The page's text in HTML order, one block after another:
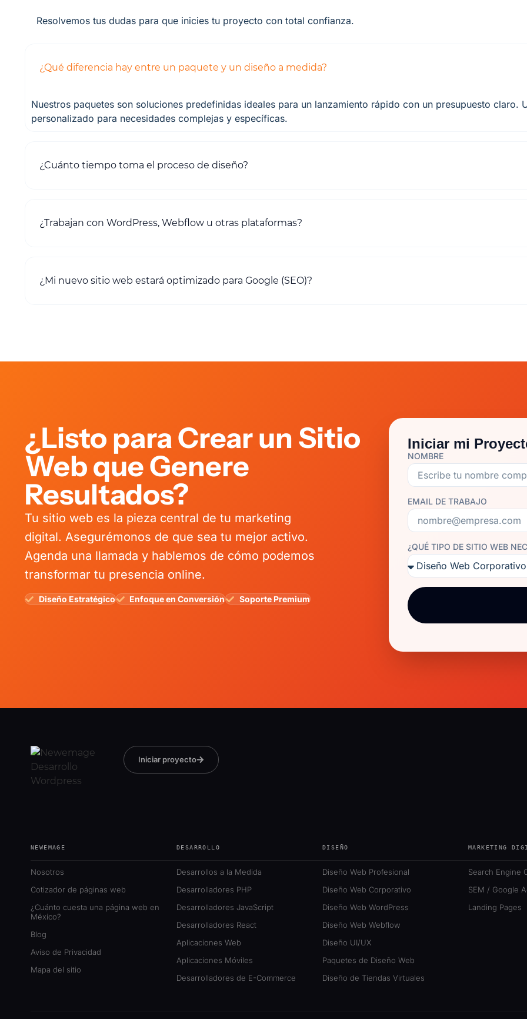
Resolvemos tus dudas para que inicies tu proyecto con total confianza.
¿Qué diferencia hay entre un paquete y un diseño a medida?
Nuestros paquetes son soluciones predefinidas ideales para un lanzamiento rápido con un presupuesto claro.
personalizado para necesidades complejas y específicas.
¿Cuánto tiempo toma el proceso de diseño?
¿Trabajan con WordPress, Webflow u otras plataformas?
¿Mi nuevo sitio web estará optimizado para Google (SEO)?
¿Listo para Crear un Sitio
Web que Genere
Resultados?
Tu sitio web es la pieza central de tu marketing
digital. Asegurémonos de que sea tu mejor activo.
Agenda una llamada y hablemos de cómo podemos
transformar tu presencia online.
Diseño Estratégico Enfoque en Conversión Soporte Premium
Iniciar mi
NOMBRE
EMAIL DE TRABAJO
¿QUÉ TIPO DE SITIO WEB
Iniciar proyecto
NEWEMAGE
Nosotros
Cotizador de páginas web
¿Cuánto cuesta una página web en
México?
Blog
Aviso de Privacidad
Mapa del sitio
DESARROLLO
Desarrollos a la Medida
Desarrolladores PHP
Desarrolladores JavaScript
Desarrolladores React
Aplicaciones Web
Aplicaciones Móviles
Desarrolladores de E-Commerce
DISEÑO
Diseño Web Profesional
Diseño Web Corporativo
Diseño Web WordPress
Diseño Web Webflow
Diseño UI/UX
Paquetes de Diseño Web
Diseño de Tiendas Virtuales
MARKETING
Search Engine
SEM / Google
Landing Pages